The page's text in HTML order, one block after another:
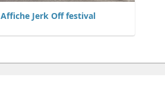
Affiche Jerk Off festival